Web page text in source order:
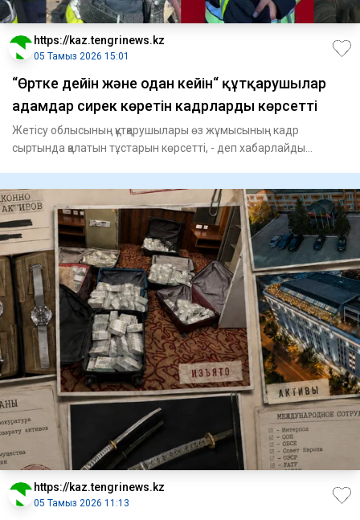
https://kaz.tengrinews.kz
05 Тамыз 2026 15:01
“Өртке дейін және одан кейін“ құтқарушылар
адамдар сирек көретін кадрларды көрсетті
Жетісу облысының құтқарушылары өз жұмысының кадр
сыртында қалатын тұстарын көрсетті, - деп хабарлайды
https://kaz.tengrinews.kz
05 Тамыз 2026 11:13